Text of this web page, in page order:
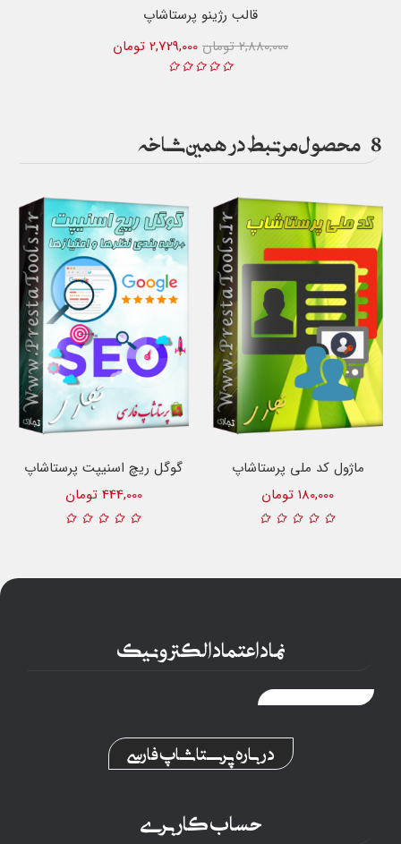
قالب رژینو پرستاشاپ
2,729,000 تومان
2,880,000 تومان
8 محصول مرتبط در همین شاخه
گوگل ریچ اسنیپت پرستاشاپ
444,000 تومان
ماژول کد ملی پرستاشاپ
180,000 تومان
نماد اعتماد الکترونیک
درباره پرستاشاپ فارسی
حساب کاربری